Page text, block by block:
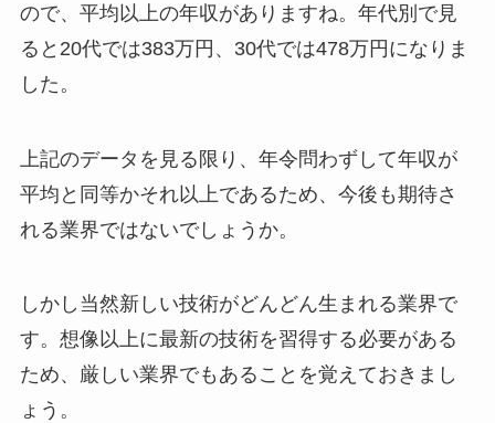
ので、平均以上の年収がありますね。年代別で見
ると20代では383万円、30代では478万円になりま
した。
上記のデータを見る限り、年令問わずして年収が
平均と同等かそれ以上であるため、今後も期待さ
れる業界ではないでしょうか。
しかし当然新しい技術がどんどん生まれる業界で
す。想像以上に最新の技術を習得する必要がある
ため、厳しい業界でもあることを覚えておきまし
ょう。